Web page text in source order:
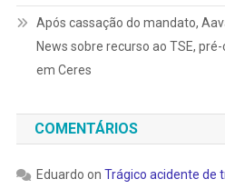
Após cassação do mandato,
News sobre recurso ao TSE,
em Ceres
COMENTÁRIOS
Eduardo on Trágico acidente de